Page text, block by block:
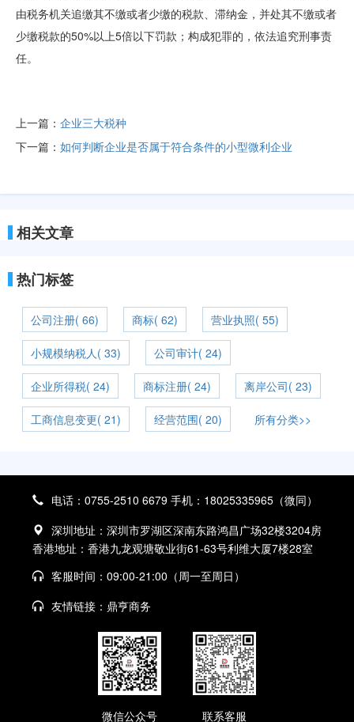
由税务机关追缴其不缴或者少缴的税款、滞纳金，并处其不缴或者
少缴税款的50%以上5倍以下罚款；构成犯罪的，依法追究刑事责
任。
上一篇： 企业三大税种
下一篇： 如何判断企业是否属于符合条件的小型微利企业
相关文章
热门标签
公司注册( 66) 商标( 62) 营业执照( 55)
小规模纳税人( 33) 公司审计( 24)
企业所得税( 24) 商标注册( 24) 离岸公司( 23)
工商信息变更( 21) 经营范围( 20) 所有分类>>
电话：0755-2510 6679 手机：18025335965（微同）
深圳地址：深圳市罗湖区深南东路鸿昌广场32楼3204房
香港地址：香港九龙观塘敬业街61-63号利维大厦7楼28室
客服时间：09:00-21:00（周一至周日）
友情链接： 鼎亨商务
微信公众号 联系客服